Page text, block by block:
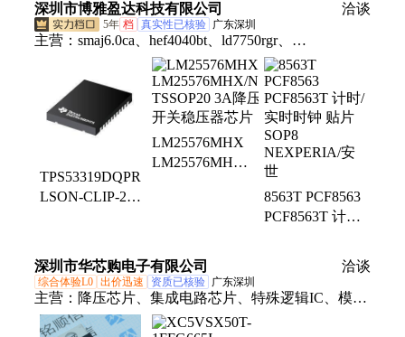
深圳市博雅盈达科技有限公司 洽谈
5年 档 真实性已核验 广东深圳
主营： smaj6.0ca、hef4040bt、ld7750rgr、
TPS53319DQPR、gl850g-37、锂电池、stn1hnk60、
hef4046bt、sy7201abc、fds4435bz、nce60p04y、
aw8145csr、ika15n60t、iso7721dr、stp20nm60、
nce01p13k、hef4081bt、lm3150mhx、sy7203dbc、
max485esa、irf840pbf、fdms6681z、1318183-1、
max660esa、bq32000dr、74hc123pw
TPS53319DQPR
LSON-CLIP-22
州仪器
LM25576MHX
LM25576MHX/NOPB
8563T PCF8563
PCF8563T 计时/
NEXPERIA/安
世
深圳市华芯购电子有限公司 洽谈
综合体验L0 出价迅速 资质已核验 广东深圳
主营： 降压芯片、集成电路芯片、特殊逻辑IC、模块
风扇 连接器 开关